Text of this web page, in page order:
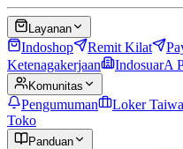
Layanan
Indoshop Remit Kilat
Ketenagakerjaan
IndosuarA
Komunitas
Pengumuman Loker
Toko
Panduan